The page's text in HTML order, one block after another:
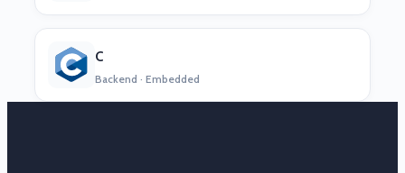
C
Backend · Embedded